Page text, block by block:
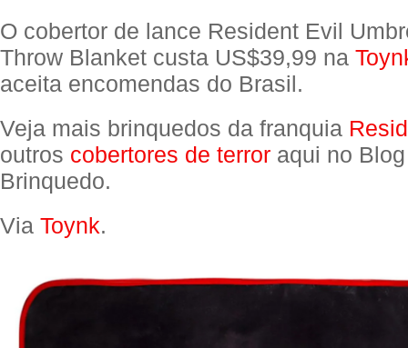
O cobertor de lance Resident Evil
Throw Blanket custa US$39,99 na
aceita encomendas do Brasil.
Veja mais brinquedos da franquia
outros cobertores de terror aqui no
Brinquedo.
Via Toynk.